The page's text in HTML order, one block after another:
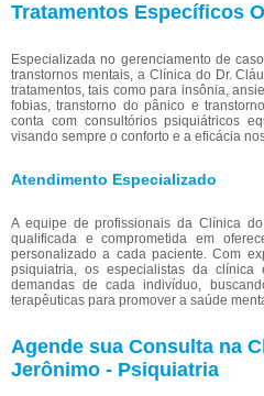
Tratamentos Específicos
Especializada no gerenciamento de
transtornos mentais, a Clínica do Dr.
tratamentos, tais como para insônia,
fobias, transtorno do pânico e
conta com consultórios psiquiátricos
visando sempre o conforto e a eficácia
Atendimento Especializado
A equipe de profissionais da Clínica
qualificada e comprometida em
personalizado a cada paciente. Com
psiquiatria, os especialistas da
demandas de cada indivíduo,
terapêuticas para promover a saúde
Agende sua Consulta na
Jerônimo - Psiquiatria